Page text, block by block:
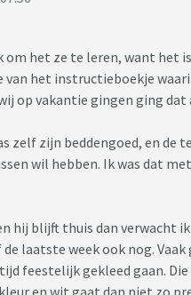
het ze te leren, want het
het instructieboekje
op vakantie gingen ging dat
zelf zijn beddengoed, en de
wil hebben. Ik was dat
hij blijft thuis dan verwacht
laatste week ook nog.
feestelijk gekleed gaan.
en wit gaat dan niet zo